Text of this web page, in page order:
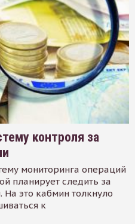
контроля за
мониторинга операций
планирует следить за
На это кабмин толкнуло
к